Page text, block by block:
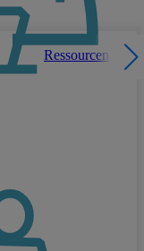
Ressourcen